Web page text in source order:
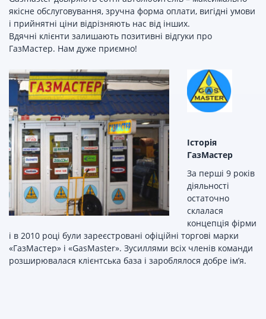
якісне обслуговування, зручна форма оплати, вигідні умови
і прийнятні ціни відрізняють нас від інших.
Вдячні клієнти залишають позитивні відгуки про
ГазМастер. Нам дуже приємно!
Історія
ГазМастер
За перші 9 років
діяльності
остаточно
склалася
концепція фірми
і в 2010 році були зареєстровані офіційні торгові марки
«ГазМастер» і «GasMaster». Зусиллями всіх членів команди
розширювалася клієнтська база і зароблялося добре ім’я.